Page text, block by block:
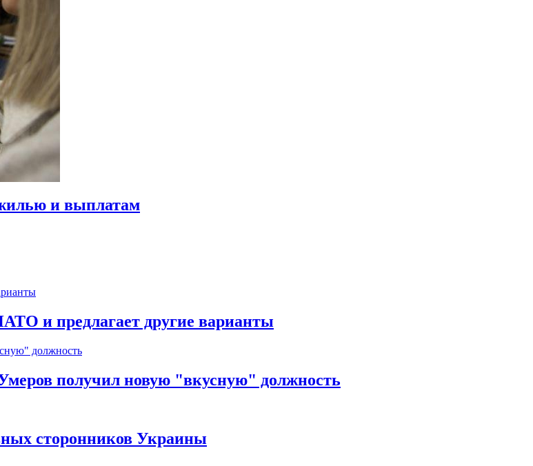
и выплатам
и предлагает другие варианты
получил новую "вкусную" должность
сторонников Украины